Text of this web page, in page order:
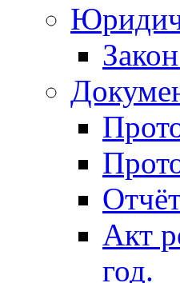
Акт
год.